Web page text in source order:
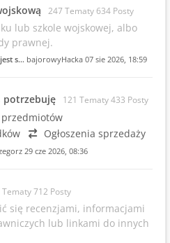
247 Tematy 634 Posty
lub szkole wojskowej, albo
prawnej.
s… bajorowyHacka 07 sie 2026, 18:59
potrzebuję 121 Tematy 433 Posty
Ogłoszenia sprzedaży
29 cze 2026, 08:36
Tematy 712 Posty
się recenzjami, informacjami
lub linkami do innych